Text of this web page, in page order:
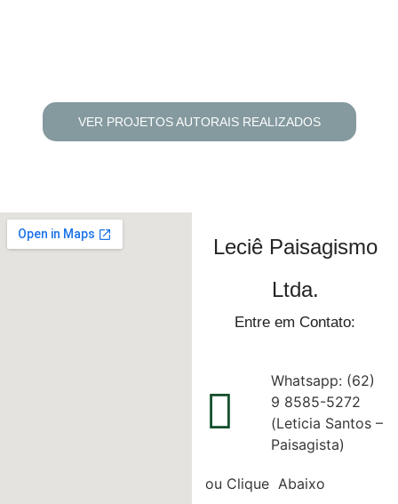
VER PROJETOS AUTORAIS REALIZADOS
Leciê Paisagismo
Ltda.
Entre em Contato:
Whatsapp: (62)
9 8585-5272
(Leticia Santos –
Paisagista)
ou Clique Abaixo